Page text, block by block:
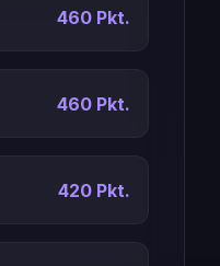
460 Pkt.
460 Pkt.
420 Pkt.